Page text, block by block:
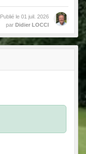
Publié le 01 juil. 2026
par Didier LOCCI